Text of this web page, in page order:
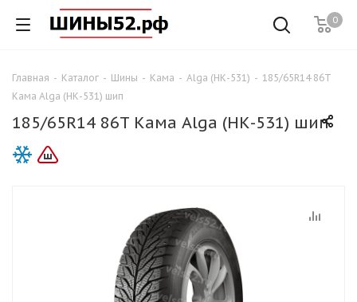
0
Главная - Каталог - Шины - Кама - Alga (НК-531) - 185/65R14 86T
Кама Alga (НК-531) шип
185/65R14 86T Кама Alga (НК-531) шип